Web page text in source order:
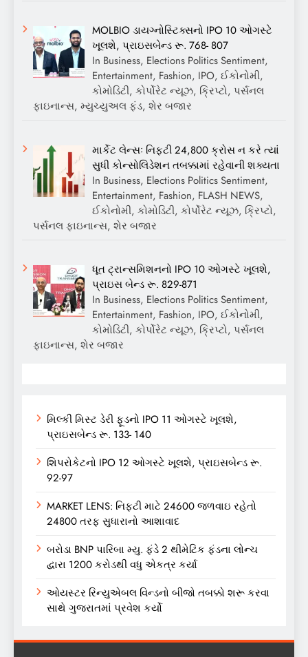
MOLBIO ડાયગ્નોસ્ટિક્સનો IPO 10 ઓગસ્ટે
ખૂલશે, પ્રાઇસબેન્ડ રૂ. 768- 807
In Business, Elections Politics Sentiment,
Entertainment, Fashion, IPO, ઈકોનોમી,
કોમોડિટી, કોર્પોરેટ ન્યૂઝ, ક્રિપ્ટો, પર્સનલ
ફાઇનાન્સ, મ્યુચ્યુઅલ ફંડ, શેર બજાર
માર્કેટ લેન્સઃ નિફ્ટી 24,800 ક્રોસ ન કરે ત્યાં
સુધી કોન્સોલિડેશન તબક્કામાં રહેવાની શક્યતા
In Business, Elections Politics Sentiment,
Entertainment, Fashion, FLASH NEWS,
ઈકોનોમી, કોમોડિટી, કોર્પોરેટ ન્યૂઝ, ક્રિપ્ટો,
પર્સનલ ફાઇનાન્સ, શેર બજાર
ધૂત ટ્રાન્સમિશનનો IPO 10 ઓગસ્ટે ખૂલશે,
પ્રાઇસ બેન્ડ રૂ. 829-871
In Business, Elections Politics Sentiment,
Entertainment, Fashion, IPO, ઈકોનોમી,
કોમોડિટી, કોર્પોરેટ ન્યૂઝ, ક્રિપ્ટો, પર્સનલ
ફાઇનાન્સ, શેર બજાર
મિલ્કી મિસ્ટ ડેરી ફૂડનો IPO 11 ઓગસ્ટે ખૂલશે,
પ્રાઇસબેન્ડ રૂ. 133- 140
શિપરોકેટનો IPO 12 ઓગસ્ટે ખૂલશે, પ્રાઇસબેન્ડ રૂ.
92-97
MARKET LENS: નિફ્ટી માટે 24600 જળવાઇ રહેતો
24800 તરફ સુધારાનો આશાવાદ
બરોડા BNP પારિબા મ્યુ. ફંડે 2 થીમેટિક ફંડના લોન્ચ
દ્વારા 1200 કરોડથી વધુ એકત્ર કર્યા
ઓયસ્ટર રિન્યુએબલ વિન્ડનો બીજો તબક્કો શરૂ કરવા
સાથે ગુજરાતમાં પ્રવેશ કર્યો